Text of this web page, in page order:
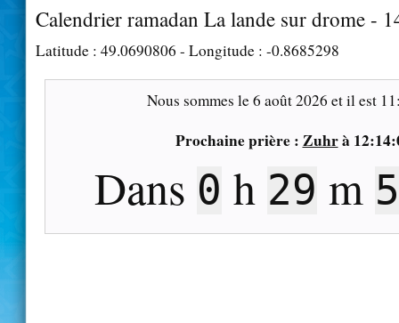
Calendrier ramadan La lande sur drome -
Latitude : 49.0690806 - Longitude : -0.8685298
Nous sommes le6 août 2026 et il est
Prochaine prière : Zuhrà
Dans 0 h 29 m